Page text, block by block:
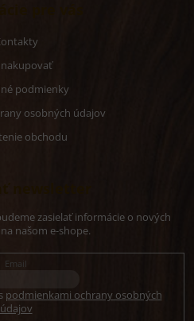
podmienky
osobných údajov
obchodu
zasielať informácie o nových
našom e-shope.
Email
podmienkami ochrany osobných
údajov